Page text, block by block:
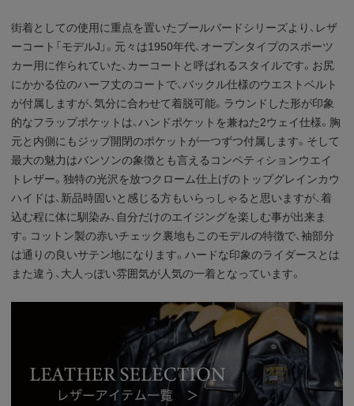
街着としての使用に重点を置いたブールバードシリーズより、レザ
ーコート「モデルJ」。元々は1950年代、オープンタイプのスポーツ
カー用に作られていた、カーコートと呼ばれるスタイルです。お尻
にかかる位のハーフ丈のコートで、バックル仕様のウエストベルト
が付属しますが、気分に合わせて着脱可能。ラウンドした形が印象
的なフラップポケットは、ハンドポケットを兼ねた2ウェイ仕様。胸
元と内側にもジップ開閉のポケットが一つずつ付属します。そして
最大の魅力はバンソンの象徴とも言えるコンペティションウエイ
トレザー。独特の光沢を放つクローム仕上げのトップグレインカウ
ハイドは、新品時固いと感じる方もいらっしゃると思いますが、着
込む程に体に馴染み、自分だけのエイジングを楽しむ事が出来ま
す。コットン製の赤いチェック裏地もこのモデルの特徴で、袖部分
は通りの良いサテン地になります。ハードな印象のライダースとは
また違う、大人っぽい雰囲気が人気の一着となっています。